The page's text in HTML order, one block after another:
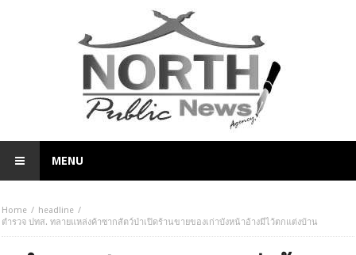
MENU
Home
headline
ตำรวจ ปทส. ทลายแหล่งค้าซากสัตว์ป่าเปิดร้านขายของเก่าบังหน้าอ้างมีไว้ตกแต่งบ้าน